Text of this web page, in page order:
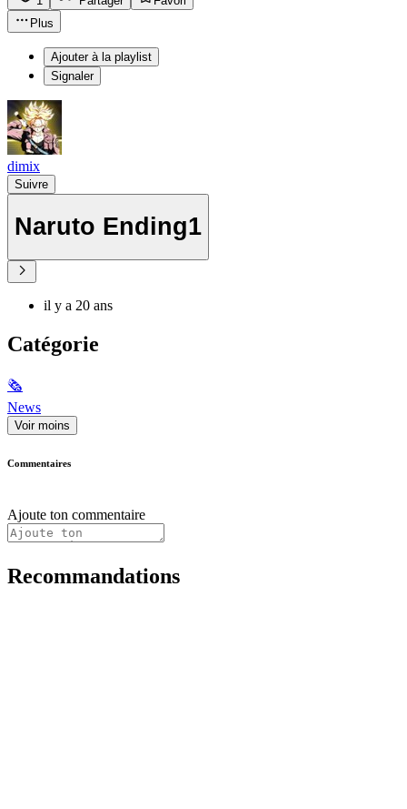
Plus
Ajouter à la playlist
Signaler
dimix
Suivre
Naruto Ending1
il y a 20 ans
Catégorie
🗞
News
Voir moins
Commentaires
Ajoute ton commentaire
Recommandations